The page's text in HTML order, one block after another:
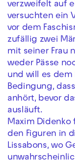
verzweifelt auf
versuchten ein
vor dem
zufällig zwei
mit seiner Frau
weder Pässe
und will es dem
Bedingung,
anhört, bevor
ausläuft.
Maxim
den Figuren in
Lissabons, wo